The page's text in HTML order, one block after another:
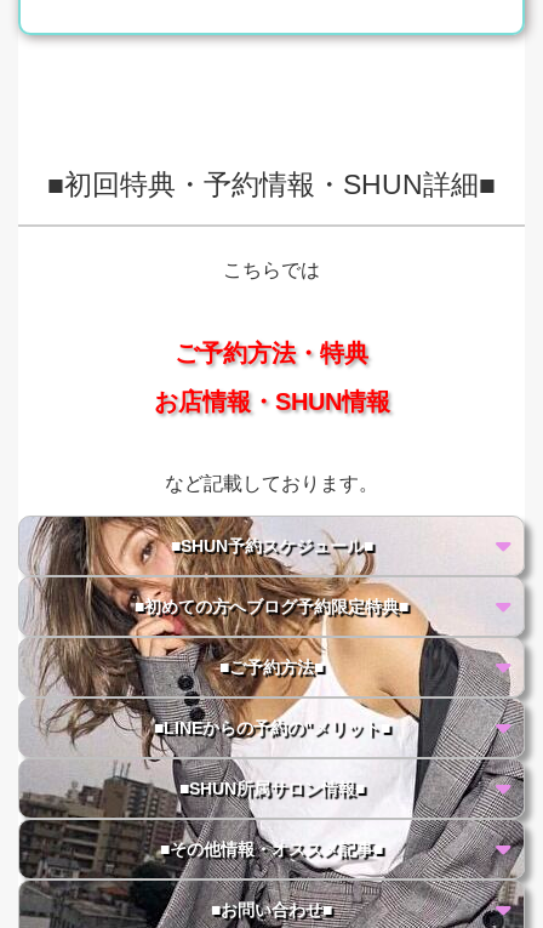
■初回特典・予約情報・SHUN詳細■
こちらでは
ご予約方法・特典
お店情報・SHUN情報
など記載しております。
■SHUN予約スケジュール■
■初めての方へブログ予約限定特典■
■ご予約方法■
■LINEからの予約の"メリット■
■SHUN所属サロン情報■
■その他情報・オススメ記事■
■お問い合わせ■